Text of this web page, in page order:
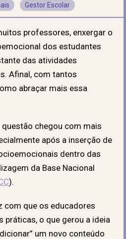
Gestor Escolar
professores, enxergar o
dos estudantes
das atividades
Afinal, com tantos
abraçar mais essa
chegou com mais
após a inserção de
dentro das
da Base Nacional
).
com que os educadores
práticas, o que gerou a ideia
um novo conteúdo